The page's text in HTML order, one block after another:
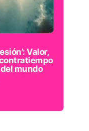
Valor,
mundo